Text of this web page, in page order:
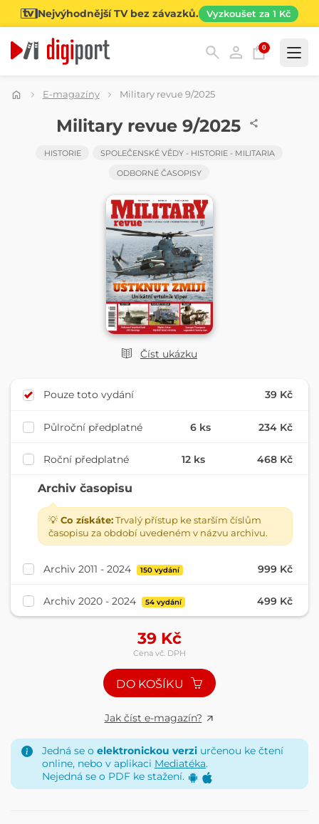
Nejvýhodnější TV bez závazků. Vyzkoušet za 1 Kč
0
Kategorie
E-magazíny Military revue 9/2025
Číst ukázku
Military revue 9/2025
HISTORIE
SPOLEČENSKÉ VĚDY - HISTORIE - MILITARIA
ODBORNÉ ČASOPISY
Pouze toto vydání 39 Kč
Půlroční předplatné 6 ks 234 Kč
Roční předplatné 12 ks 468 Kč
Archiv časopisu
💡 Co získáte:Trvalý přístup ke starším číslům
časopisu za období uvedeném v názvu archivu.
Archiv 2011 - 2024 150 vydání 999 Kč
Archiv 2020 - 2024 54 vydání 499 Kč
39 Kč
Cena vč. DPH
DO KOŠÍKU
Jak číst e-magazín?
Jedná se o elektronickou verzi určenou ke čtení
online, nebo v aplikaci Mediatéka.
Nejedná se o PDF ke stažení.